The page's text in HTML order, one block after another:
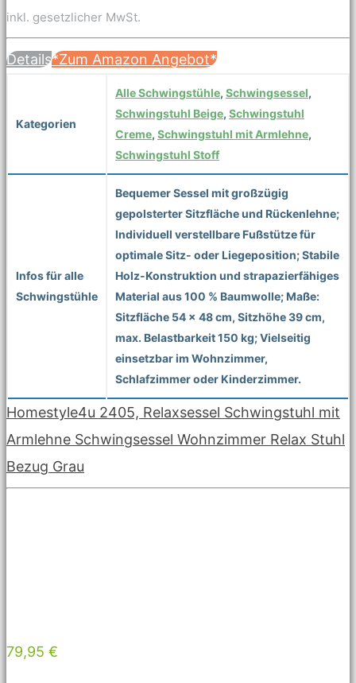
inkl. gesetzlicher MwSt.
Details*Zum Amazon Angebot*
Kategorien
Alle Schwingstühle, Schwingsessel,
Schwingstuhl Beige, Schwingstuhl
Creme, Schwingstuhl mit Armlehne,
Schwingstuhl Stoff
Infos für alle
Schwingstühle
Bequemer Sessel mit großzügig
gepolsterter Sitzfläche und Rückenlehne;
Individuell verstellbare Fußstütze für
optimale Sitz- oder Liegeposition; Stabile
Holz-Konstruktion und strapazierfähiges
Material aus 100 % Baumwolle; Maße:
Sitzfläche 54 x 48 cm, Sitzhöhe 39 cm,
max. Belastbarkeit 150 kg; Vielseitig
einsetzbar im Wohnzimmer,
Schlafzimmer oder Kinderzimmer.
Homestyle4u 2405, Relaxsessel Schwingstuhl mit
Armlehne Schwingsessel Wohnzimmer Relax Stuhl
Bezug Grau
79,95 €